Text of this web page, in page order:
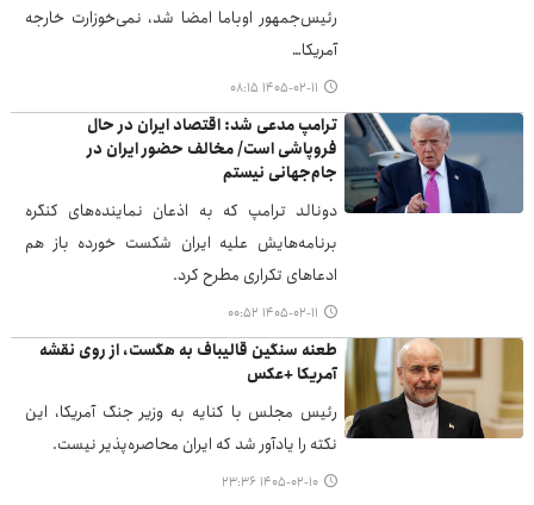
رئیس‌جمهور اوباما امضا شد، نمی‌خوزارت خارجه
آمریکا…
۱۴۰۵-۰۲-۱۱ ۰۸:۱۵
ترامپ مدعی شد: اقتصاد ایران در حال
فروپاشی است/ مخالف حضور ایران در
جام‌جهانی نیستم
دونالد ترامپ که به اذعان نماینده‌های کنگره
برنامه‌هایش علیه ایران شکست خورده باز هم
ادعاهای تکراری مطرح کرد.
۱۴۰۵-۰۲-۱۱ ۰۰:۵۲
طعنه سنگین قالیباف به هگست، از روی نقشه
آمریکا +عکس
رئیس مجلس با کنایه به وزیر جنگ آمریکا، این
نکته را یادآور شد که ایران محاصره‌پذیر نیست.
۱۴۰۵-۰۲-۱۰ ۲۳:۳۶